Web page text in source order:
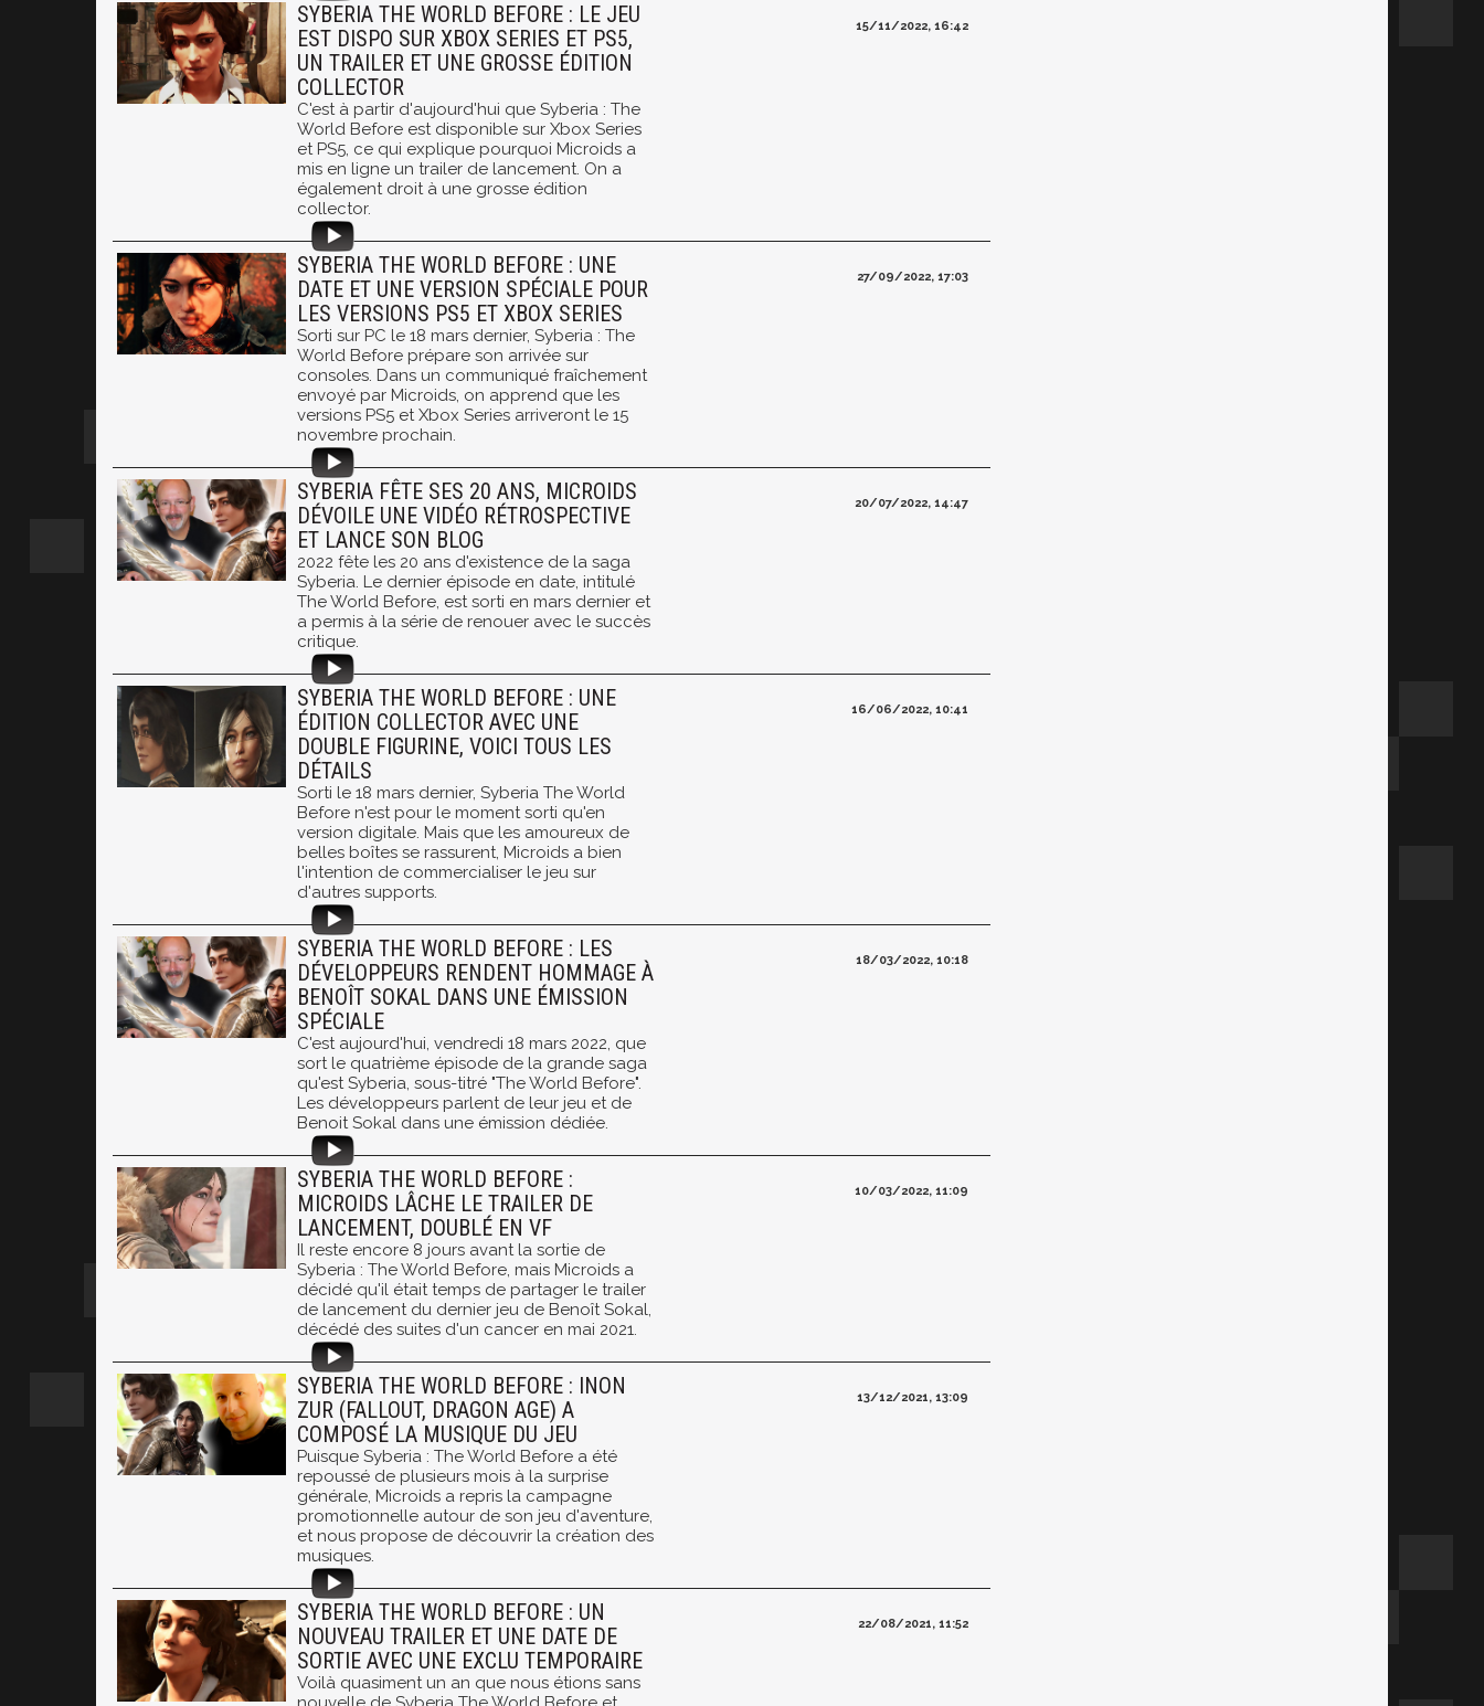
SYBERIA THE WORLD BEFORE : LE JEU
EST DISPO SUR XBOX SERIES ET PS5,
UN TRAILER ET UNE GROSSE ÉDITION
COLLECTOR
C'est à partir d'aujourd'hui que Syberia : The
World Before est disponible sur Xbox Series
et PS5, ce qui explique pourquoi Microids a
mis en ligne un trailer de lancement. On a
également droit à une grosse édition
collector.
15/11/2022, 16:42
SYBERIA THE WORLD BEFORE : UNE
DATE ET UNE VERSION SPÉCIALE POUR
LES VERSIONS PS5 ET XBOX SERIES
Sorti sur PC le 18 mars dernier, Syberia : The
World Before prépare son arrivée sur
consoles. Dans un communiqué fraîchement
envoyé par Microids, on apprend que les
versions PS5 et Xbox Series arriveront le 15
novembre prochain.
27/09/2022, 17:03
SYBERIA FÊTE SES 20 ANS, MICROIDS
DÉVOILE UNE VIDÉO RÉTROSPECTIVE
ET LANCE SON BLOG
2022 fête les 20 ans d'existence de la saga
Syberia. Le dernier épisode en date, intitulé
The World Before, est sorti en mars dernier et
a permis à la série de renouer avec le succès
critique.
20/07/2022, 14:47
SYBERIA THE WORLD BEFORE : UNE
ÉDITION COLLECTOR AVEC UNE
DOUBLE FIGURINE, VOICI TOUS LES
DÉTAILS
Sorti le 18 mars dernier, Syberia The World
Before n'est pour le moment sorti qu'en
version digitale. Mais que les amoureux de
belles boîtes se rassurent, Microids a bien
l'intention de commercialiser le jeu sur
d'autres supports.
16/06/2022, 10:41
SYBERIA THE WORLD BEFORE : LES
DÉVELOPPEURS RENDENT HOMMAGE À
BENOÎT SOKAL DANS UNE ÉMISSION
SPÉCIALE
C'est aujourd'hui, vendredi 18 mars 2022, que
sort le quatrième épisode de la grande saga
qu'est Syberia, sous-titré "The World Before".
Les développeurs parlent de leur jeu et de
Benoit Sokal dans une émission dédiée.
18/03/2022, 10:18
SYBERIA THE WORLD BEFORE :
MICROIDS LÂCHE LE TRAILER DE
LANCEMENT, DOUBLÉ EN VF
Il reste encore 8 jours avant la sortie de
Syberia : The World Before, mais Microids a
décidé qu'il était temps de partager le trailer
de lancement du dernier jeu de Benoît Sokal,
décédé des suites d'un cancer en mai 2021.
10/03/2022, 11:09
SYBERIA THE WORLD BEFORE : INON
ZUR (FALLOUT, DRAGON AGE) A
COMPOSÉ LA MUSIQUE DU JEU
Puisque Syberia : The World Before a été
repoussé de plusieurs mois à la surprise
générale, Microids a repris la campagne
promotionnelle autour de son jeu d'aventure,
et nous propose de découvrir la création des
musiques.
13/12/2021, 13:09
SYBERIA THE WORLD BEFORE : UN
NOUVEAU TRAILER ET UNE DATE DE
SORTIE AVEC UNE EXCLU TEMPORAIRE
Voilà quasiment un an que nous étions sans
22/08/2021, 11:52